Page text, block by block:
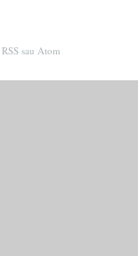
RSS sau Atom